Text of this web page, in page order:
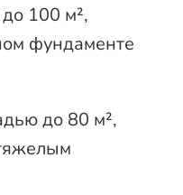
100 м²,
фундаменте
до 80 м²,